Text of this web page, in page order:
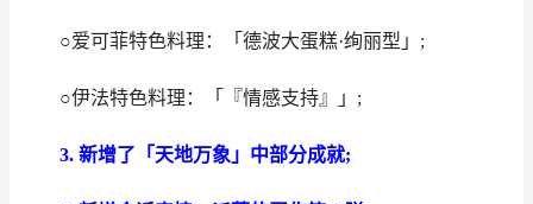
○爱可菲特色料理：「德波大蛋糕·绚丽型」;
○伊法特色料理：「『情感支持』」;
3. 新增了「天地万象」中部分成就;